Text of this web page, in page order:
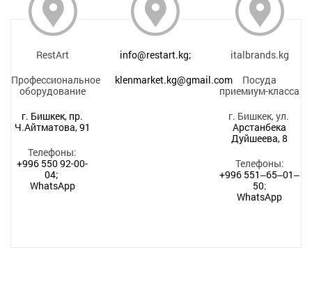
RestArt
Профессиональное
оборудование
г. Бишкек, пр.
Ч.Айтматова, 91
Телефоны:
+996 550 92-00-
04;
WhatsApp
info@restart.kg;
klenmarket.kg@gmail.com
italbrands.kg
Посуда
приемиум-класса
г. Бишкек, ул.
Арстанбека
Дуйшеева, 8
Телефоны:
+996 551‒65‒01‒
50;
WhatsApp